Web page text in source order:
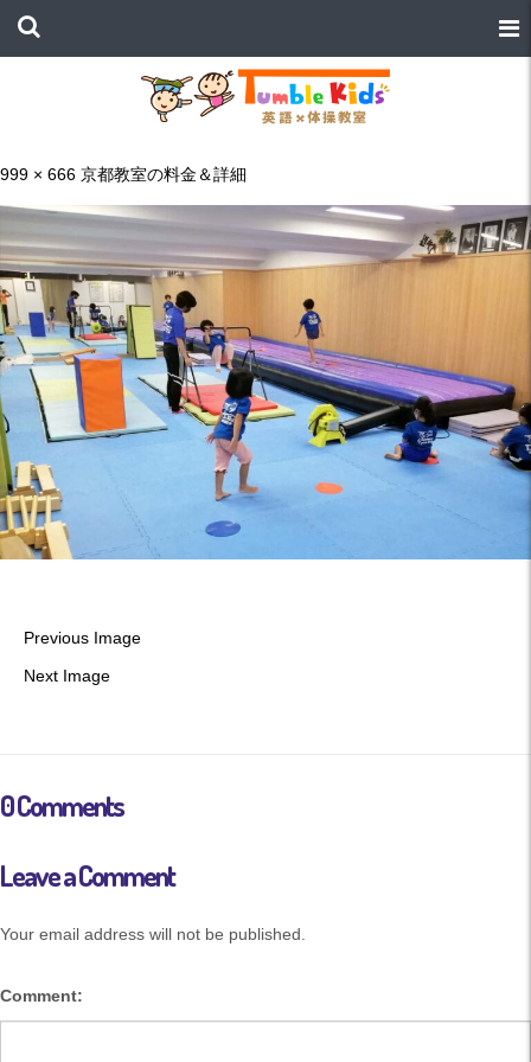
999 × 666 京都教室の料金＆詳細
Previous Image
Next Image
0 Comments
Leave a Comment
Your email address will not be published.
Comment: